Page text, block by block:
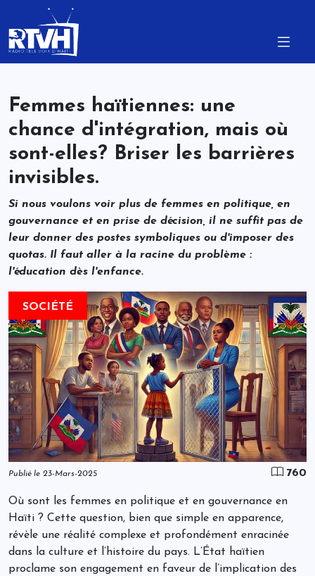
Femmes haïtiennes: une
chance d'intégration, mais où
sont-elles? Briser les barrières
invisibles.
Si nous voulons voir plus de femmes en politique, en
gouvernance et en prise de décision, il ne suffit pas de
leur donner des postes symboliques ou d'imposer des
quotas. Il faut aller à la racine du problème :
l'éducation dès l'enfance.
SOCIÉTÉ
Publié le 23-Mars-2025 760
Où sont les femmes en politique et en gouvernance en
Haïti ? Cette question, bien que simple en apparence,
révèle une réalité complexe et profondément enracinée
dans la culture et l’histoire du pays. L’État haïtien
proclame son engagement en faveur de l’implication des